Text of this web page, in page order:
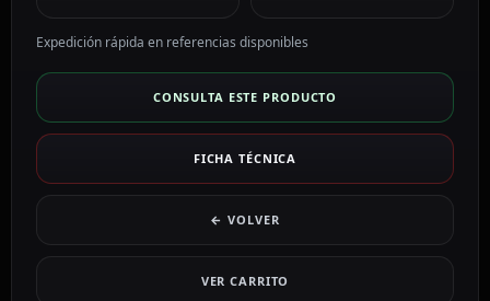
Expedición rápida en referencias disponibles
CONSULTA ESTE PRODUCTO
FICHA TÉCNICA
← VOLVER
VER CARRITO